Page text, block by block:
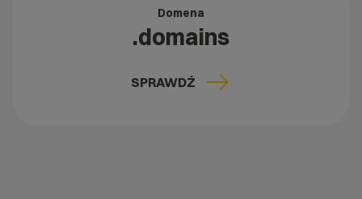
Domena
.domains
SPRAWDŹ